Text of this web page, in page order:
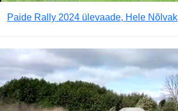
Paide Rally 2024 ülevaade, Hele Nõlvak